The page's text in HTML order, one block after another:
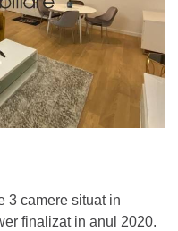
3 camere situat in
finalizat in anul 2020.